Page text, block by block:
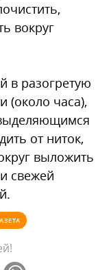
вокруг
в разогретую
(около часа),
от ниток,
выложить
свежей